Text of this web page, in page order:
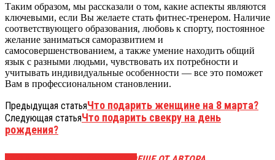
Таким образом, мы рассказали о том, какие аспекты являются
ключевыми, если Вы желаете стать фитнес-тренером. Наличие
соответствующего образования, любовь к спорту, постоянное
желание заниматься саморазвитием и
самосовершенствованием, а также умение находить общий
язык с разными людьми, чувствовать их потребности и
учитывать индивидуальные особенности — все это поможет
Вам в профессиональном становлении.
Предыдущая статьяЧто подарить женщине на 8 марта?
Следующая статьяЧто подарить свекру на день
рождения?